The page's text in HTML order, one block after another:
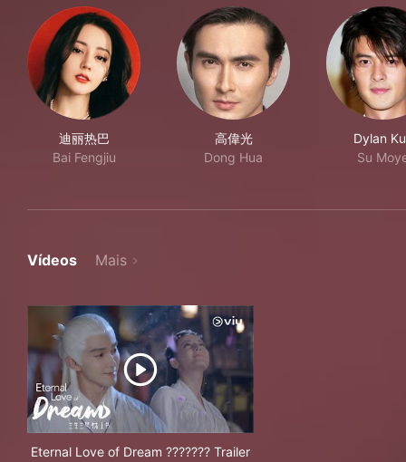
迪丽热巴
Bai Fengjiu
高偉光
Dong Hua
Dylan
Su
Vídeos Mais
Eternal Love of Dream ??????? Trailer